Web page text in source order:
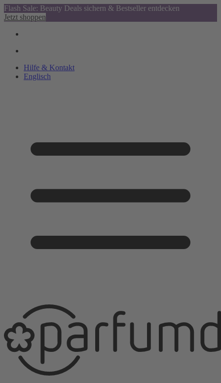
Flash Sale: Beauty Deals sichern & Bestseller entdecken
Jetzt shoppen
Hilfe & Kontakt
Englisch